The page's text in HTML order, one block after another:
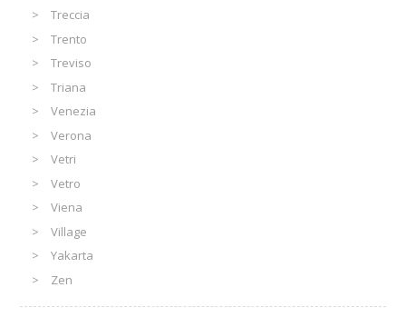
Treccia
Trento
Treviso
Triana
Venezia
Verona
Vetri
Vetro
Viena
Village
Yakarta
Zen